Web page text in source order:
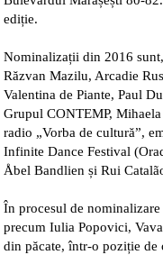
ediție.
Nominalizații din 2016
Răzvan Mazilu, Arcadie
Valentina de Piante, Paul
Grupul CONTEMP,
radio „Vorba de cultură”,
Infinite Dance Festival
Åbel Bandlien și Rui
În procesul de
precum Iulia Popovici,
din păcate, într-o poziție